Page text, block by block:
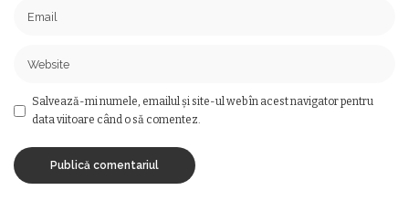
Salvează-mi numele, emailul și site-ul web în acest navigator pentru
data viitoare când o să comentez.